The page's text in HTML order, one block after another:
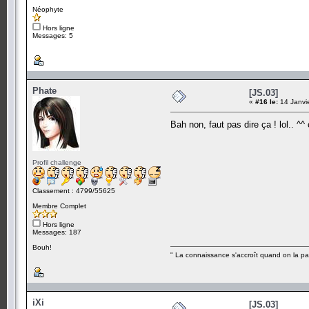
Néophyte
Hors ligne
Messages: 5
Phate
Profil challenge
Classement : 4799/55625
Membre Complet
Hors ligne
Messages: 187
Bouh!
[JS.03]
« #16 le: 14
Bah non, faut pas dire ça ! lol..
" La connaissance s'accroît quand on la
iXi [JS.03]